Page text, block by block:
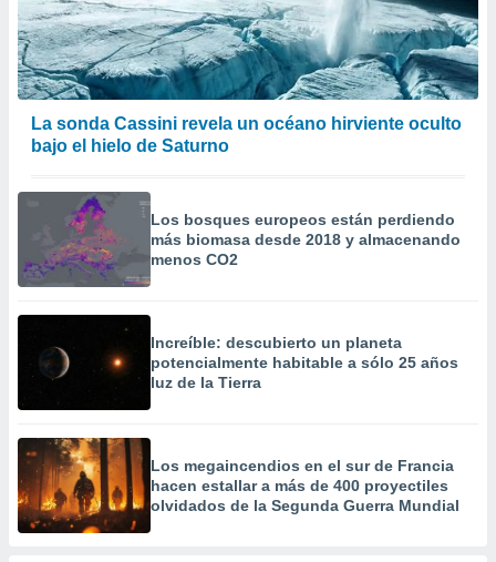
La sonda Cassini revela un océano hirviente oculto
bajo el hielo de Saturno
Los bosques europeos están perdiendo
más biomasa desde 2018 y almacenando
menos CO2
Increíble: descubierto un planeta
potencialmente habitable a sólo 25 años
luz de la Tierra
Los megaincendios en el sur de Francia
hacen estallar a más de 400 proyectiles
olvidados de la Segunda Guerra Mundial